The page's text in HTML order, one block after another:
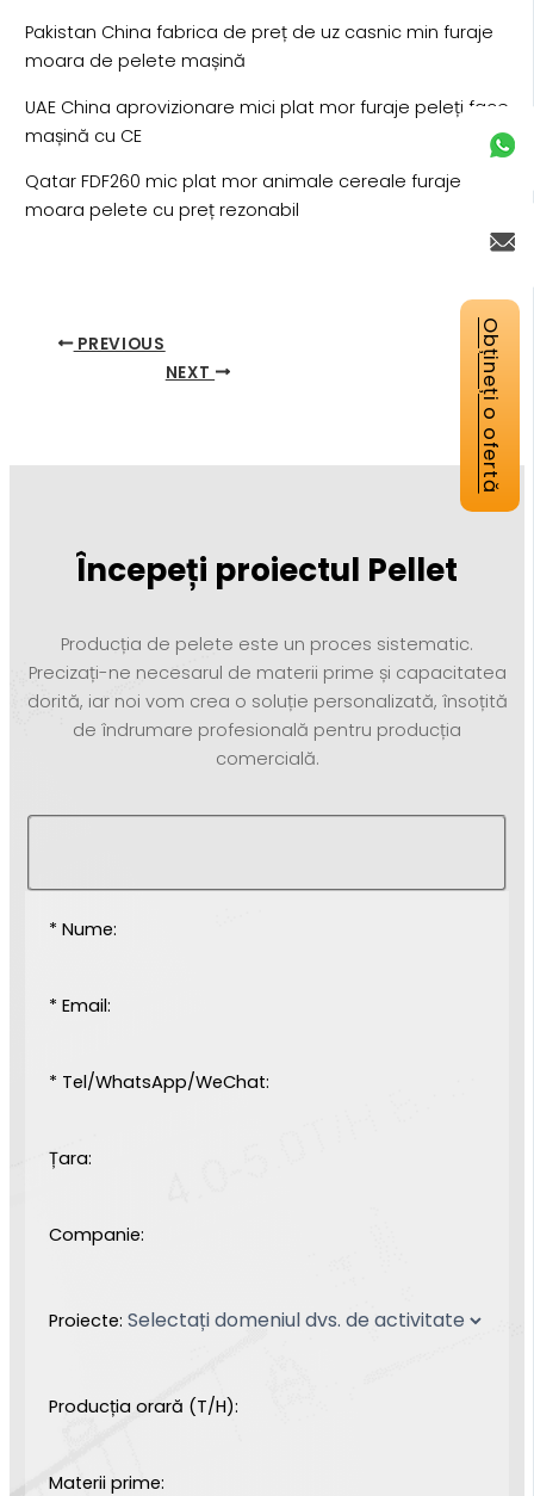
Pakistan China fabrica de preț de uz casnic min furaje
moara de pelete mașină
UAE China aprovizionare mici plat mor furaje peleți face
mașină cu CE
Qatar FDF260 mic plat mor animale cereale furaje
moara pelete cu preț rezonabil
PREVIOUS
NEXT
Începeți proiectul Pellet
Producția de pelete este un proces sistematic.
Precizați-ne necesarul de materii prime și capacitatea
dorită, iar noi vom crea o soluție personalizată, însoțită
de îndrumare profesională pentru producția
comercială.
* Nume:
* Email:
* Tel/WhatsApp/WeChat:
Țara:
Companie:
Proiecte:
Producția orară (T/H):
Materii prime:
Obțineți o ofertă